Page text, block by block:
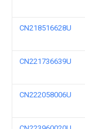
CN218516628U
CN221736639U
CN222058006U